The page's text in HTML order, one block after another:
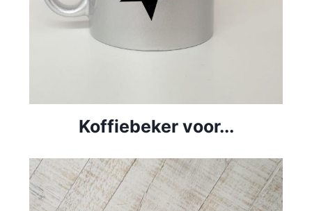
Koffiebeker voor...